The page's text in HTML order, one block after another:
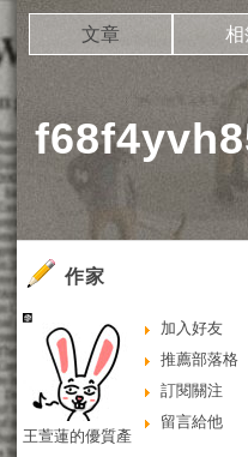
文章 相
作家
加入好友
推薦部落格
訂閱關注
留言給他
王萱蓮的優質產